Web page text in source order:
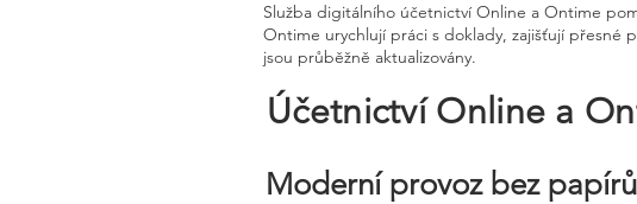
Služba digitálního účetnictví Online a Ontime
Ontime urychlují práci s doklady, zajišťují přesné
jsou průběžně aktualizovány.
Účetnictví Online a
Moderní provoz bez